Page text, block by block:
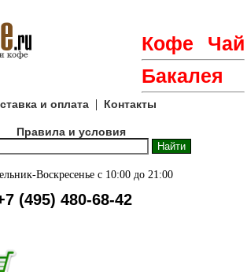
Кофе
Чай
Бакалея
и оплата | Контакты
Правила и условия
Воскресенье с 10:00 до 21:00
(495) 480-68-42